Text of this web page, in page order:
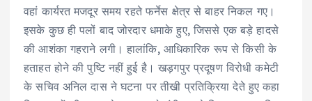
वहां कार्यरत मजदूर समय रहते फर्नेस क्षेत्र से बाहर निकल गए।
इसके कुछ ही पलों बाद जोरदार धमाके हुए, जिससे एक बड़े हादसे
की आशंका गहराने लगी। हालांकि, आधिकारिक रूप से किसी के
हताहत होने की पुष्टि नहीं हुई है। खड़गपुर प्रदूषण विरोधी कमेटी
के सचिव अनिल दास ने घटना पर तीखी प्रतिक्रिया देते हुए कहा